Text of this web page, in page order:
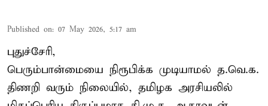
Published on: 07 May 2026, 5:17 am
புதுச்சேரி,
பெரும்பான்மையை நிரூபிக்க முடியாமல் த.வெ.க.
திணறி வரும் நிலையில், தமிழக அரசியலில்